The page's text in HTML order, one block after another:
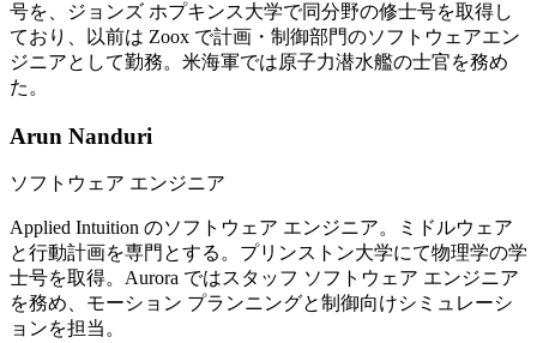
号を、ジョンズ ホプキンス大学で同分野の修士号を取得し
ており、以前は Zoox で計画・制御部門のソフトウェアエン
ジニアとして勤務。米海軍では原子力潜水艦の士官を務め
た。
Arun Nanduri
ソフトウェア エンジニア
Applied Intuition のソフトウェア エンジニア。ミドルウェア
と行動計画を専門とする。プリンストン大学にて物理学の学
士号を取得。Aurora ではスタッフ ソフトウェア エンジニア
を務め、モーション プランニングと制御向けシミュレーシ
ョンを担当。